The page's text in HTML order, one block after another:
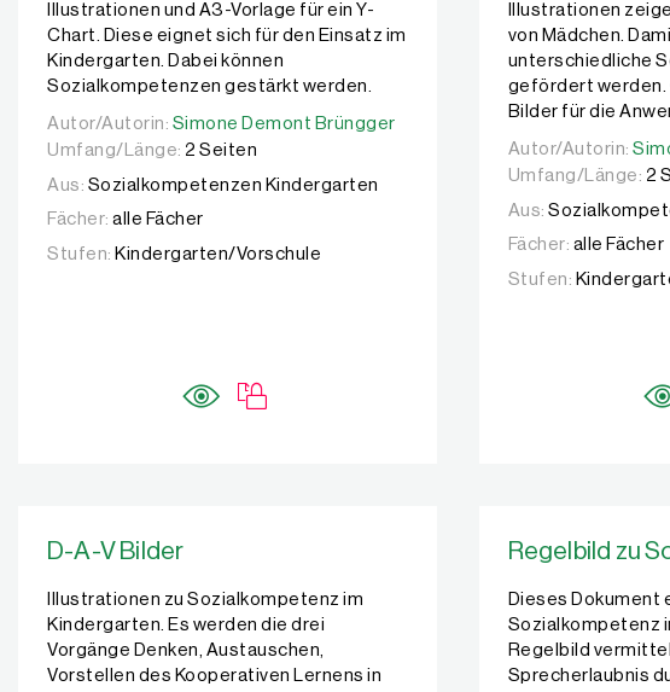
Illustrationen und A3-Vorlage für ein Y-
Chart. Diese eignet sich für den Einsatz im
Kindergarten. Dabei können
Sozialkompetenzen gestärkt werden.
Autor/Autorin: Simone Demont Brüngger
Autor/Autorin: Simone Demont Brüngger
Umfang/Länge: 2 Seiten
Aus: Sozialkompetenzen Kindergarten
Fächer: alle Fächer
Stufen: Kindergarten/Vorschule
Illustrationen
von Mädchen.
unterschiedliche
gefördert werden.
Bilder für die
Autor/Autorin:
Autor/Autorin:
Umfang/Länge: 2
Aus:
Fächer: alle Fächer
Stufen:
D-A-V Bilder
Illustrationen zu Sozialkompetenz im
Kindergarten. Es werden die drei
Vorgänge Denken, Austauschen,
Vorstellen des Kooperativen Lernens in
Regelbild zu
Dieses Dokument
Sozialkompetenz
Regelbild
Sprecherlaubnis